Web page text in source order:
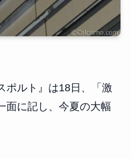
ルト』は18日、「激
面に記し、今夏の大幅